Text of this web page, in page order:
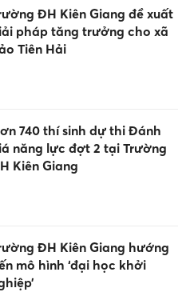
ĐH Kiên Giang đề xuất
pháp tăng trưởng cho xã
Tiên Hải
740 thí sinh dự thi Đánh
năng lực đợt 2 tại Trường
Kiên Giang
ĐH Kiên Giang hướng
mô hình ‘đại học khởi